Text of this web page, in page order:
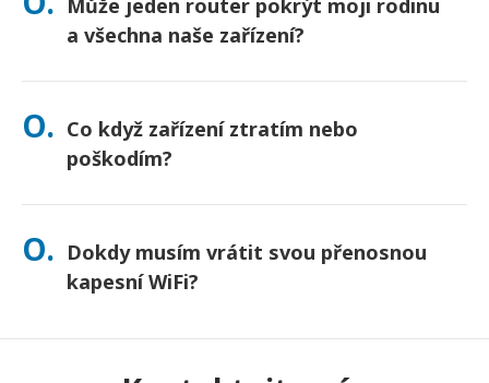
možnost pro vaši oblast.
a všechna naše zařízení?
Ano – připojte až 10 zařízení najednou (telefony, tablety,
používání přikládáme powerbanku zdarma.
O. Co když zařízení ztratím nebo
poškodím?
Při placení si můžete přidat Pojištění, které kryje ztrátu nebo
se něco stane, okamžitě nás kontaktujte – pomůžeme vám
zůstat ve spojení.
O. Dokdy musím vrátit svou přenosnou
kapesní WiFi?
pronájmu. Pokud se s vrácením opozdíte, bude vám účtován